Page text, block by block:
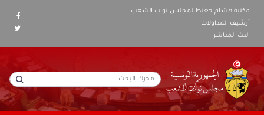
مكتبة هشام جعيّط لمجلس نواب الشعب
أرشيف المداولات
البث المباشر